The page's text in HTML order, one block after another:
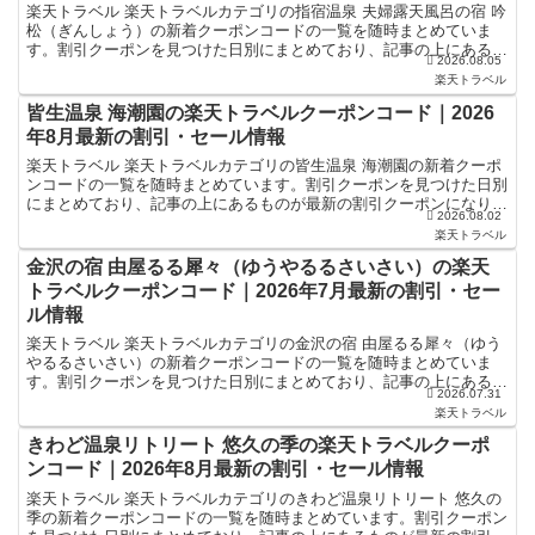
楽天トラベル 楽天トラベルカテゴリの指宿温泉 夫婦露天風呂の宿 吟
松（ぎんしょう）の新着クーポンコードの一覧を随時まとめていま
す。割引クーポンを見つけた日別にまとめており、記事の上にあるも
のが最新の割引クーポンになります。ホテル・旅館宿泊の...2026.08.05
楽天トラベル
皆生温泉 海潮園の楽天トラベルクーポンコード｜2026
年8月最新の割引・セール情報
楽天トラベル 楽天トラベルカテゴリの皆生温泉 海潮園の新着クーポ
ンコードの一覧を随時まとめています。割引クーポンを見つけた日別
にまとめており、記事の上にあるものが最新の割引クーポンになりま
す。ホテル・旅館宿泊の予約などで使えるクーポンやセー...2026.08.02
楽天トラベル
金沢の宿 由屋るる犀々（ゆうやるるさいさい）の楽天
トラベルクーポンコード｜2026年7月最新の割引・セー
ル情報
楽天トラベル 楽天トラベルカテゴリの金沢の宿 由屋るる犀々（ゆう
やるるさいさい）の新着クーポンコードの一覧を随時まとめていま
す。割引クーポンを見つけた日別にまとめており、記事の上にあるも
のが最新の割引クーポンになります。ホテル・旅館宿泊の予...2026.07.31
楽天トラベル
きわど温泉リトリート 悠久の季の楽天トラベルクーポ
ンコード｜2026年8月最新の割引・セール情報
楽天トラベル 楽天トラベルカテゴリのきわど温泉リトリート 悠久の
季の新着クーポンコードの一覧を随時まとめています。割引クーポン